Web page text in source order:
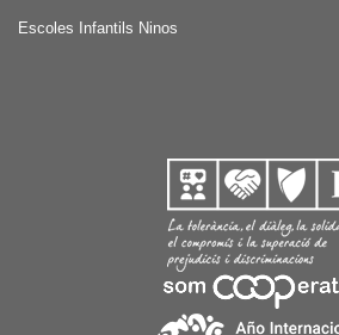
Escoles Infantils Ninos